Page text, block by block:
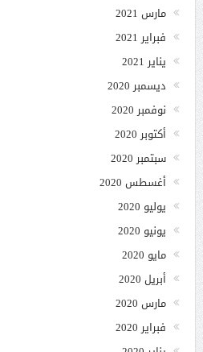
مارس 2021
فبراير 2021
يناير 2021
ديسمبر 2020
نوفمبر 2020
أكتوبر 2020
سبتمبر 2020
أغسطس 2020
يوليو 2020
يونيو 2020
مايو 2020
أبريل 2020
مارس 2020
فبراير 2020